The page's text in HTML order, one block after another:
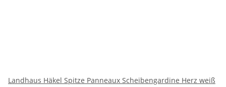
Landhaus Häkel Spitze Panneaux Scheibengardine Herz weiß